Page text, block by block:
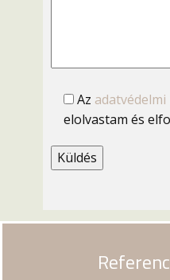
Az
elolvastam és